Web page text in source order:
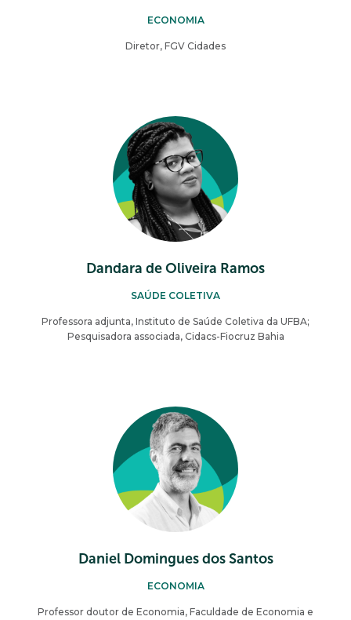
ECONOMIA
Diretor, FGV Cidades
Dandara de Oliveira Ramos
SAÚDE COLETIVA
Professora adjunta, Instituto de Saúde Coletiva da UFBA;
Pesquisadora associada, Cidacs-Fiocruz Bahia
Daniel Domingues dos Santos
ECONOMIA
Professor doutor de Economia, Faculdade de Economia e